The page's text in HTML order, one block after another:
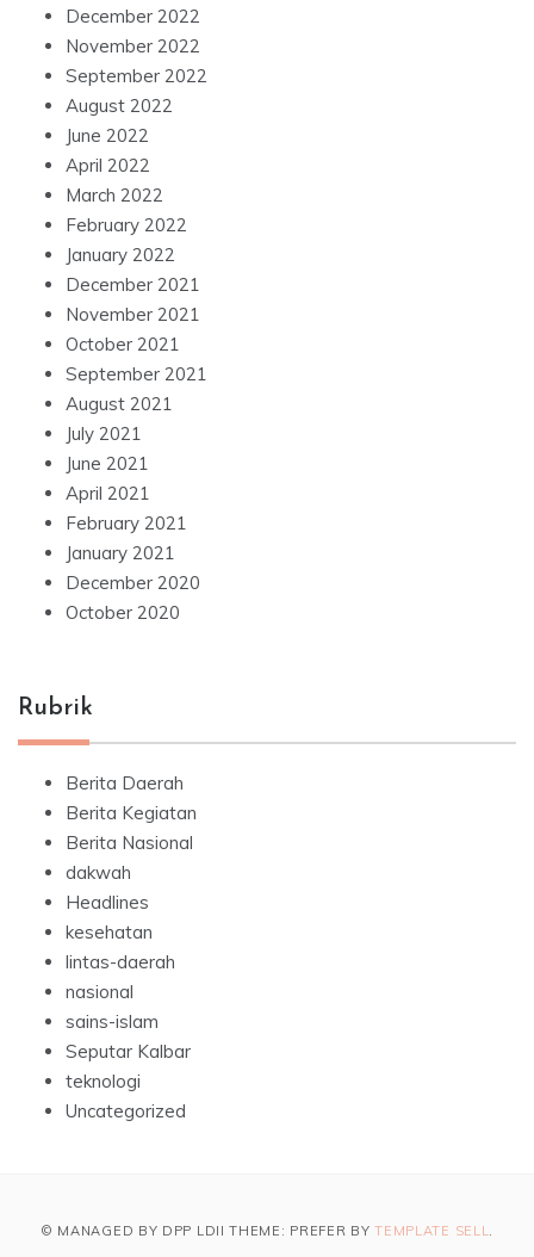
December 2022
November 2022
September 2022
August 2022
June 2022
April 2022
March 2022
February 2022
January 2022
December 2021
November 2021
October 2021
September 2021
August 2021
July 2021
June 2021
April 2021
February 2021
January 2021
December 2020
October 2020
Rubrik
Berita Daerah
Berita Kegiatan
Berita Nasional
dakwah
Headlines
kesehatan
lintas-daerah
nasional
sains-islam
Seputar Kalbar
teknologi
Uncategorized
© MANAGED BY DPP LDII THEME: PREFER BYTEMPLATE SELL.